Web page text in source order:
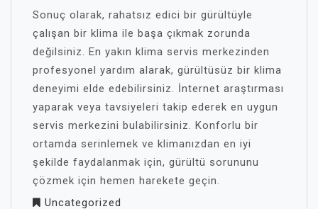
Sonuç olarak, rahatsız edici bir gürültüyle
çalışan bir klima ile başa çıkmak zorunda
değilsiniz. En yakın klima servis merkezinden
profesyonel yardım alarak, gürültüsüz bir klima
deneyimi elde edebilirsiniz. İnternet araştırması
yaparak veya tavsiyeleri takip ederek en uygun
servis merkezini bulabilirsiniz. Konforlu bir
ortamda serinlemek ve klimanızdan en iyi
şekilde faydalanmak için, gürültü sorununu
çözmek için hemen harekete geçin.
Uncategorized